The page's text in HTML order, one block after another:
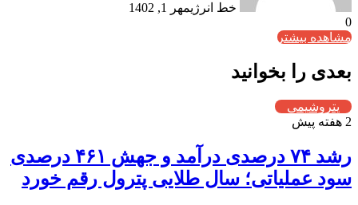
خط انرژیمهر 1, 1402
0
مشاهده بیشتر
بعدی را بخوانید
پتروشیمی
2 هفته پیش
رشد ۷۴ درصدی درآمد و جهش ۴۶۱ درصدی
سود عملیاتی؛ سال طلایی پترول رقم خورد